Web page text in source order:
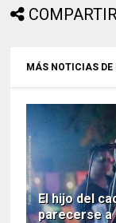
MÁS NOTICIAS DE
El hijo del
parecerse a